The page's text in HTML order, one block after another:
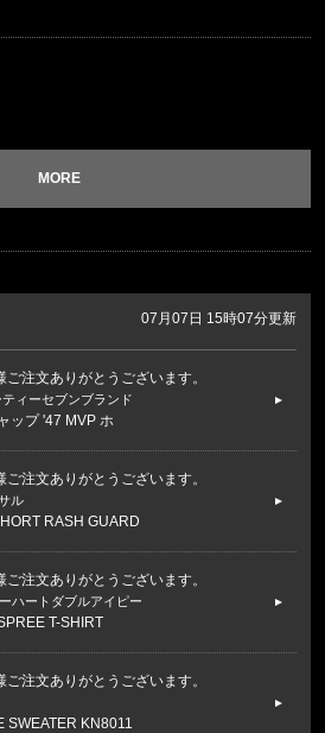
MORE
07月07日 15時07分更新
注文ありがとうございます。
ル
TEE rvbs0
注文ありがとうございます。
ィーセブンブランド
ップ '47 MVP ホ
注文ありがとうございます。
ル
RASH GUARD
注文ありがとうございます。
ハートダブルアイピー
T-SHIRT